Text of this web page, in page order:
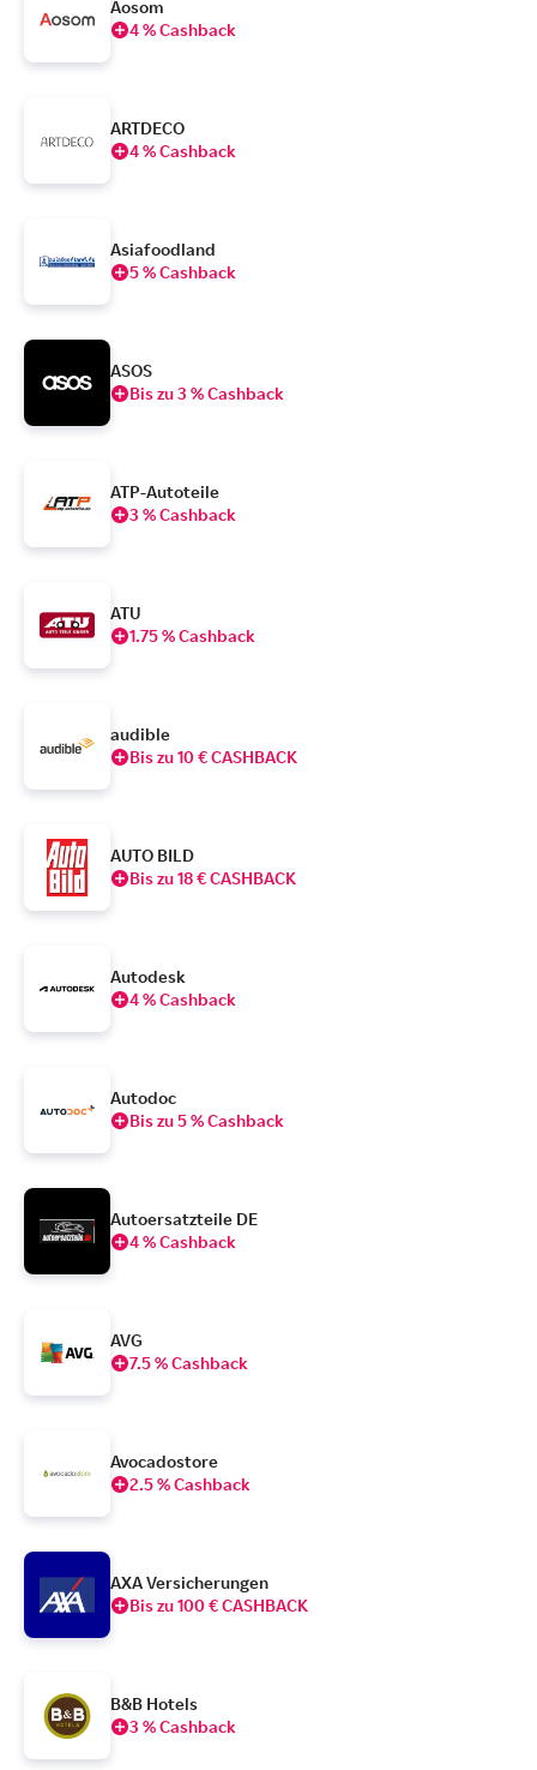
Aosom
4 % Cashback
ARTDECO
4 % Cashback
Asiafoodland
5 % Cashback
ASOS
Bis zu 3 % Cashback
ATP-Autoteile
3 % Cashback
ATU
1.75 % Cashback
audible
Bis zu 10 € CASHBACK
AUTO BILD
Bis zu 18 € CASHBACK
Autodesk
4 % Cashback
Autodoc
Bis zu 5 % Cashback
Autoersatzteile DE
4 % Cashback
AVG
7.5 % Cashback
Avocadostore
2.5 % Cashback
AXA Versicherungen
Bis zu 100 € CASHBACK
B&B Hotels
3 % Cashback